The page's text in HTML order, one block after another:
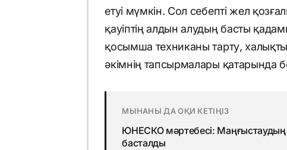
етуі мүмкін. Сол себепті жел
қауіптің алдын алудың басты
қосымша техниканы тарту,
әкімнің тапсырмалары қатарында
МЫНАНЫ ДА ОҚИ КЕТІҢІЗ
ЮНЕСКО мәртебесі: Маңғыстаудың
басталды